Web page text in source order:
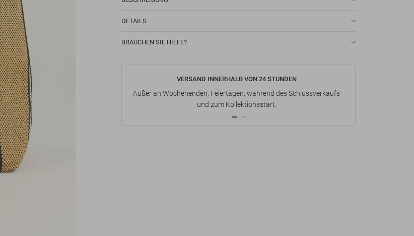
DETAILS
BRAUCHEN SIE HILFE?
VERSAND INNERHALB VON 24 STUNDEN
Außer an Wochenenden, Feiertagen, während des Schlussverkaufs
und zum Kollektionsstart.